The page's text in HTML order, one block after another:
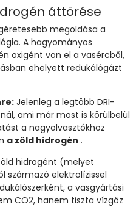
áttörése
megoldása a
A hagyományos
oxigént von el a vasércből,
ehelyett redukálógázt
Jelenleg a legtöbb DRI-
ami már most is körülbelül
a nagyolvasztókhoz
a zöld hidrogén .
hidrogént (melyet
származó elektrolízissel
a vasgyártási
CO2, hanem tiszta vízgőz